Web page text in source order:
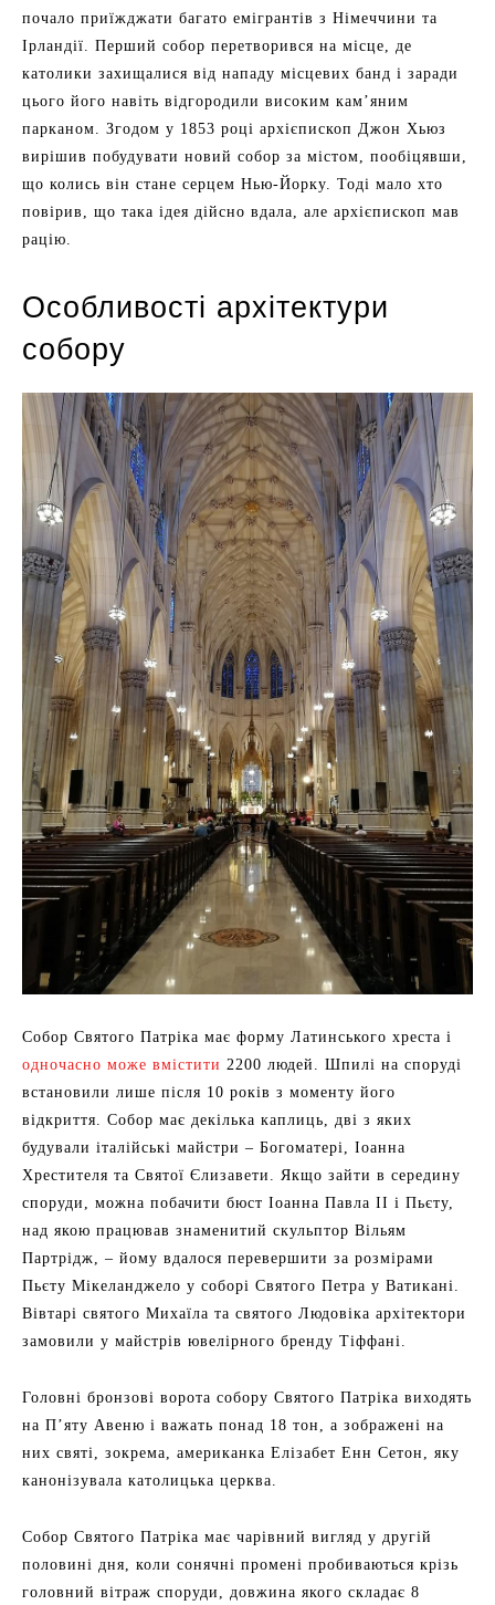
почало приїжджати багато емігрантів з Німеччини та
Ірландії. Перший собор перетворився на місце, де
католики захищалися від нападу місцевих банд і заради
цього його навіть відгородили високим кам’яним
парканом. Згодом у 1853 році архієпископ Джон Хьюз
вирішив побудувати новий собор за містом, пообіцявши,
що колись він стане серцем Нью-Йорку. Тоді мало хто
повірив, що така ідея дійсно вдала, але архієпископ мав
рацію.
Особливості архітектури
собору
Собор Святого Патріка має форму Латинського хреста і
одночасно може вмістити 2200 людей. Шпилі на споруді
встановили лише після 10 років з моменту його
відкриття. Собор має декілька каплиць, дві з яких
будували італійські майстри – Богоматері, Іоанна
Хрестителя та Святої Єлизавети. Якщо зайти в середину
споруди, можна побачити бюст Іоанна Павла II і Пьєту,
над якою працював знаменитий скульптор Вільям
Партрідж, – йому вдалося перевершити за розмірами
Пьєту Мікеланджело у соборі Святого Петра у Ватикані.
Вівтарі святого Михаїла та святого Людовіка архітектори
замовили у майстрів ювелірного бренду Тіффані.
Головні бронзові ворота собору Святого Патріка виходять
на П’яту Авеню і важать понад 18 тон, а зображені на
них святі, зокрема, американка Елізабет Енн Сетон, яку
канонізувала католицька церква.
Собор Святого Патріка має чарівний вигляд у другій
половині дня, коли сонячні промені пробиваються крізь
головний вітраж споруди, довжина якого складає 8